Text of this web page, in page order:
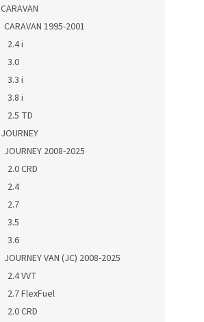
CARAVAN
CARAVAN 1995-2001
2.4 i
3.0
3.3 i
3.8 i
2.5 TD
JOURNEY
JOURNEY 2008-2025
2.0 CRD
2.4
2.7
3.5
3.6
JOURNEY VAN (JC) 2008-2025
2.4 VVT
2.7 FlexFuel
2.0 CRD